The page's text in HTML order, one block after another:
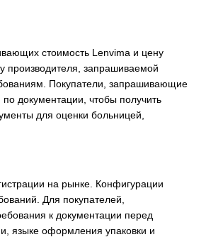
стоимость Lenvima и цену
производителя, запрашиваемой
Покупатели, запрашивающие
документации, чтобы получить
для оценки больницей,
на рынке. Конфигурации
Для покупателей,
к документации перед
языке оформления упаковки и